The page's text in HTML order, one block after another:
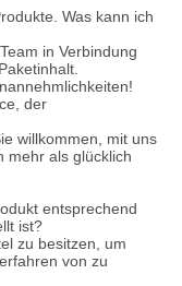
Was kann ich
in Verbindung
der
willkommen, mit uns
mehr als glücklich
entsprechend
ist?
zu besitzen, um
von zu